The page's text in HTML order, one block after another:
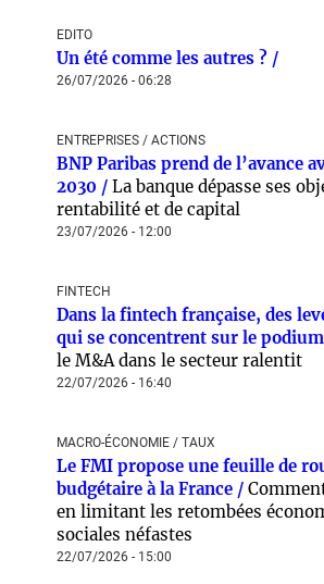
EDITO
Un été comme les autres ? /
26/07/2026 - 06:28
ENTREPRISES / ACTIONS
BNP Paribas prend de l’avance
2030 / La banque dépasse ses
rentabilité et de capital
23/07/2026 - 12:00
FINTECH
Dans la fintech française, des
qui se concentrent sur le
le M&A dans le secteur ralentit
22/07/2026 - 16:40
MACRO-ÉCONOMIE / TAUX
Le FMI propose une feuille de
budgétaire à la France /
en limitant les retombées
sociales néfastes
22/07/2026 - 15:00